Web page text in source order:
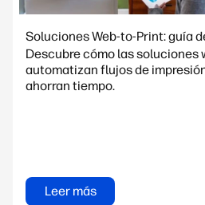
Soluciones Web-to-Print: guía
Descubre cómo las soluciones
automatizan flujos de
ahorran tiempo.
Leer más